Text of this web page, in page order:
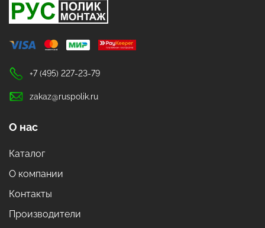
+7 (495) 227-23-79
zakaz@ruspolik.ru
О нас
Каталог
О компании
Контакты
Производители